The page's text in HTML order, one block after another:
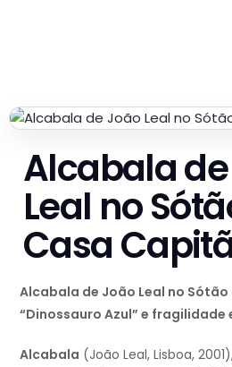
Alcabala
Leal no
Casa
Alcabala de João Leal no
“Dinossauro Azul” e
Alcabala (João Leal, Lisboa,